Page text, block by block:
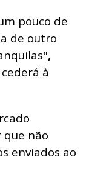
pouco de
de outro
,
à
não
enviados ao